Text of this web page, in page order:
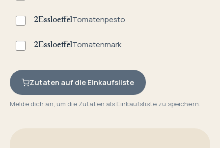
2EssloeffelTomatenpesto
2EssloeffelTomatenmark
Zutaten auf die Einkaufsliste
Melde dich an, um die Zutaten als Einkaufsliste zu speichern.